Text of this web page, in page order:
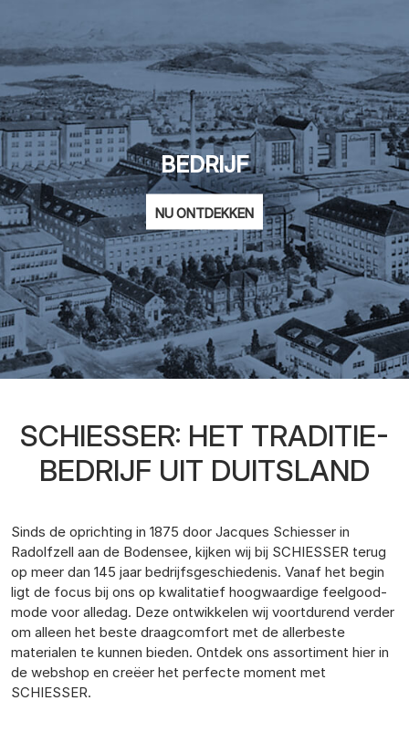
BEDRIJF
NU ONTDEKKEN
SCHIESSER: HET TRADITIE-
BEDRIJF UIT DUITSLAND
Sinds de oprichting in 1875 door Jacques Schiesser in
Radolfzell aan de Bodensee, kijken wij bij SCHIESSER terug
op meer dan 145 jaar bedrijfsgeschiedenis. Vanaf het begin
ligt de focus bij ons op kwalitatief hoogwaardige feelgood-
mode voor alledag. Deze ontwikkelen wij voortdurend verder
om alleen het beste draagcomfort met de allerbeste
materialen te kunnen bieden. Ontdek ons assortiment hier in
de webshop en creëer het perfecte moment met
SCHIESSER.